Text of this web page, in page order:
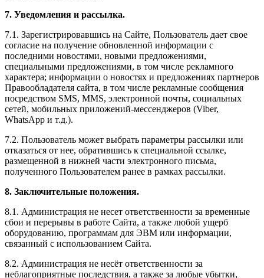
7. Уведомления и рассылка.
7.1. Зарегистрировавшись на Сайте, Пользователь дает свое
согласие на получение обновленной информации с
последними новостями, новыми предложениями,
специальными предложениями, в том числе рекламного
характера; информации о новостях и предложениях партнеров
Правообладателя сайта, в том числе рекламные сообщения
посредством SMS, MMS, электронной почты, социальных
сетей, мобильных приложений-мессенджеров (Viber,
WhatsApp и т.д.).
7.2. Пользователь может выбрать параметры рассылки или
отказаться от нее, обратившись к специальной ссылке,
размещенной в нижней части электронного письма,
полученного Пользователем ранее в рамках рассылки.
8. Заключительные положения.
8.1. Администрация не несет ответственности за временные
сбои и перерывы в работе Сайта, а также любой ущерб
оборудованию, программам для ЭВМ или информации,
связанный с использованием Сайта.
8.2. Администрация не несёт ответственности за
неблагоприятные последствия, а также за любые убытки,